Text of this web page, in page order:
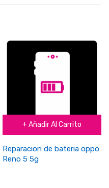
+ Añadir Al Carrito
Reparacion de bateria oppo
Reno 5 5g